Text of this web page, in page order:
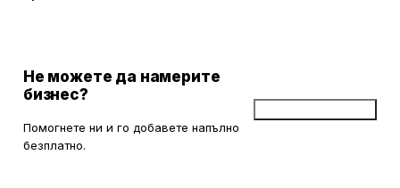
Не можете да намерите
бизнес?
Помогнете ни и го добавете напълно
безплатно.